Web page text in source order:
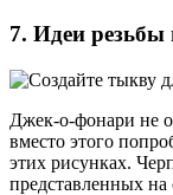
7. Идеи резьбы
Джек-о-фонари не
вместо этого
этих рисунках.
представленных на